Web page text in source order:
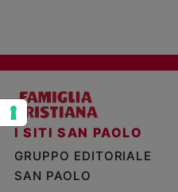
Chi
Contatti
Pubblicità
I SITI SAN PAOLO
GRUPPO EDITORIALE
SAN PAOLO